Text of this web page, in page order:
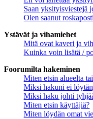
Saan yksityisviestejä
Olen saanut
Ystävät ja vihamiehet
Mitä ovat kaveri ja
Kuinka voin lisätä /
Foorumilta hakeminen
Miten etsin alueelta
Miksi hakuni ei
Miksi haku johti
Miten etsin käyttäjiä?
Miten löydän omat